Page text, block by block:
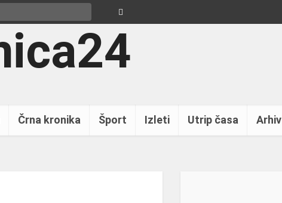
Črna kronika Šport Izleti Utrip časa Arhiv